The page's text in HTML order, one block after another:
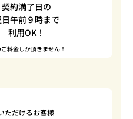
契約満了日の
午前９時まで
利用OK！
料金しか頂きません！
ただけるお客様